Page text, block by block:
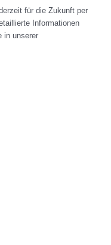
für die Zukunft per
Informationen
in unserer